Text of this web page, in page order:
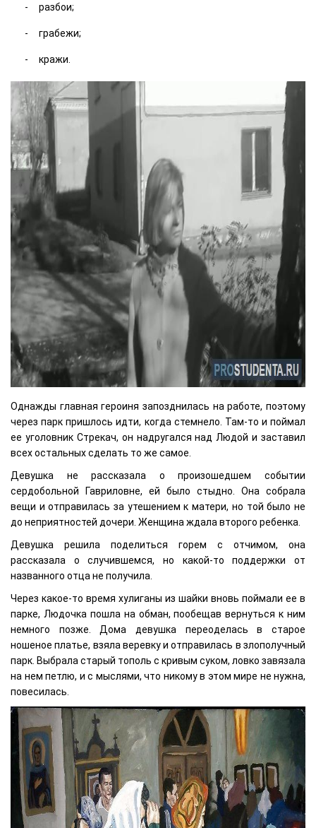
разбои;
грабежи;
кражи.
Однажды главная героиня запозднилась на работе, поэтому
через парк пришлось идти, когда стемнело. Там-то и поймал
ее уголовник Стрекач, он надругался над Людой и заставил
всех остальных сделать то же самое.
Девушка не рассказала о произошедшем событии
сердобольной Гавриловне, ей было стыдно. Она собрала
вещи и отправилась за утешением к матери, но той было не
до неприятностей дочери. Женщина ждала второго ребенка.
Девушка решила поделиться горем с отчимом, она
рассказала о случившемся, но какой-то поддержки от
названного отца не получила.
Через какое-то время хулиганы из шайки вновь поймали ее в
парке, Людочка пошла на обман, пообещав вернуться к ним
немного позже. Дома девушка переоделась в старое
ношеное платье, взяла веревку и отправилась в злополучный
парк. Выбрала старый тополь с кривым суком, ловко завязала
на нем петлю, и с мыслями, что никому в этом мире не нужна,
повесилась.